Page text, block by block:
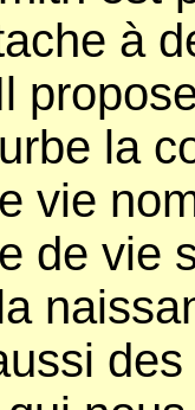
à
la
vie
de vie